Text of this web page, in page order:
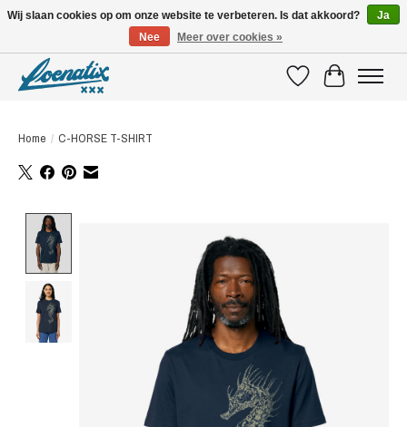
VerlanglijstWinkelwagen
Home / C-HORSE T-SHIRT
Wij slaan cookies op om onze website te verbeteren. Is dat akkoord?
Ja
Nee
Meer over cookies »